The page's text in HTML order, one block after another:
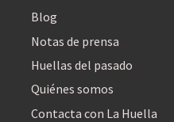
Blog
Notas de prensa
Huellas del pasado
Quiénes somos
Contacta con La Huella